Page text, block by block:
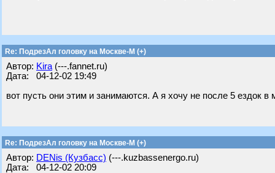
Re: ПодрезАл головку на Москве-М (+)
Автор: Kira (---.fannet.ru)
Дата: 04-12-02 19:49
вот пусть они этим и занимаются. А я хочу не после 5 ездок в
Re: ПодрезАл головку на Москве-М (+)
Автор: DENis (Кузбасс) (---.kuzbassenergo.ru)
Дата: 04-12-02 20:09